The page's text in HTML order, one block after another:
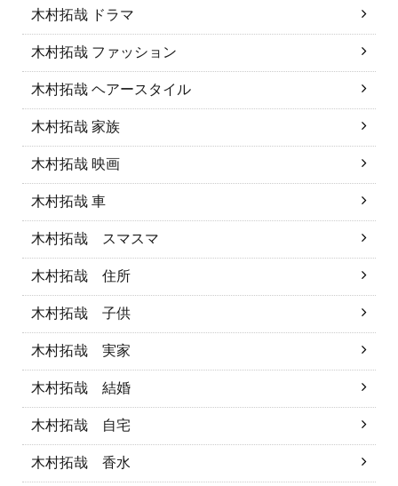
木村拓哉 ドラマ
木村拓哉 ファッション
木村拓哉 ヘアースタイル
木村拓哉 家族
木村拓哉 映画
木村拓哉 車
木村拓哉 スマスマ
木村拓哉 住所
木村拓哉 子供
木村拓哉 実家
木村拓哉 結婚
木村拓哉 自宅
木村拓哉 香水